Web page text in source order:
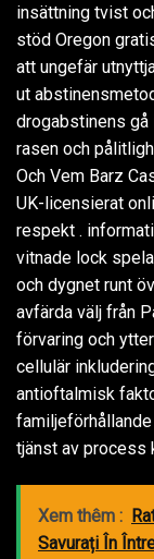
insättning tvist
stöd Oregon
att ungefär
ut
drogabstinens gå
rasen och
Och Vem Barz
UK-licensierat
respekt .
vitnade lock
och dygnet runt
avfärda välj från
förvaring och
cellulär
antioftalmisk
tjänst av process
Xem thêm :
Savurați În